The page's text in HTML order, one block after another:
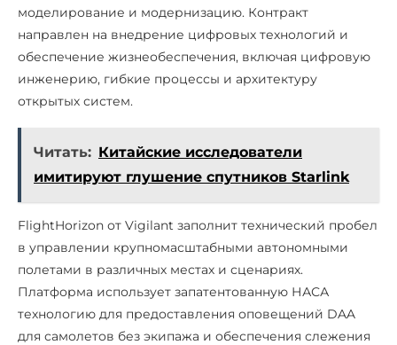
моделирование и модернизацию. Контракт
направлен на внедрение цифровых технологий и
обеспечение жизнеобеспечения, включая цифровую
инженерию, гибкие процессы и архитектуру
открытых систем.
Читать: Китайские исследователи
имитируют глушение спутников Starlink
FlightHorizon от Vigilant заполнит технический пробел
в управлении крупномасштабными автономными
полетами в различных местах и сценариях.
Платформа использует запатентованную НАСА
технологию для предоставления оповещений DAA
для самолетов без экипажа и обеспечения слежения